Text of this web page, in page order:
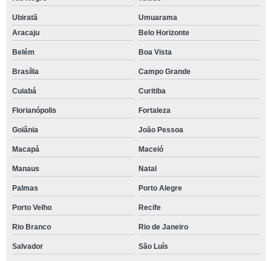
Ubiratã
Umuarama
Aracaju
Belo Horizonte
Belém Boa Vista
Brasília Campo Grande
Cuiabá Curitiba
Florianópolis Fortaleza
Goiânia João Pessoa
Macapá Maceió
Manaus Natal
Palmas Porto Alegre
Porto Velho Recife
Rio Branco Rio de Janeiro
Salvador São Luís